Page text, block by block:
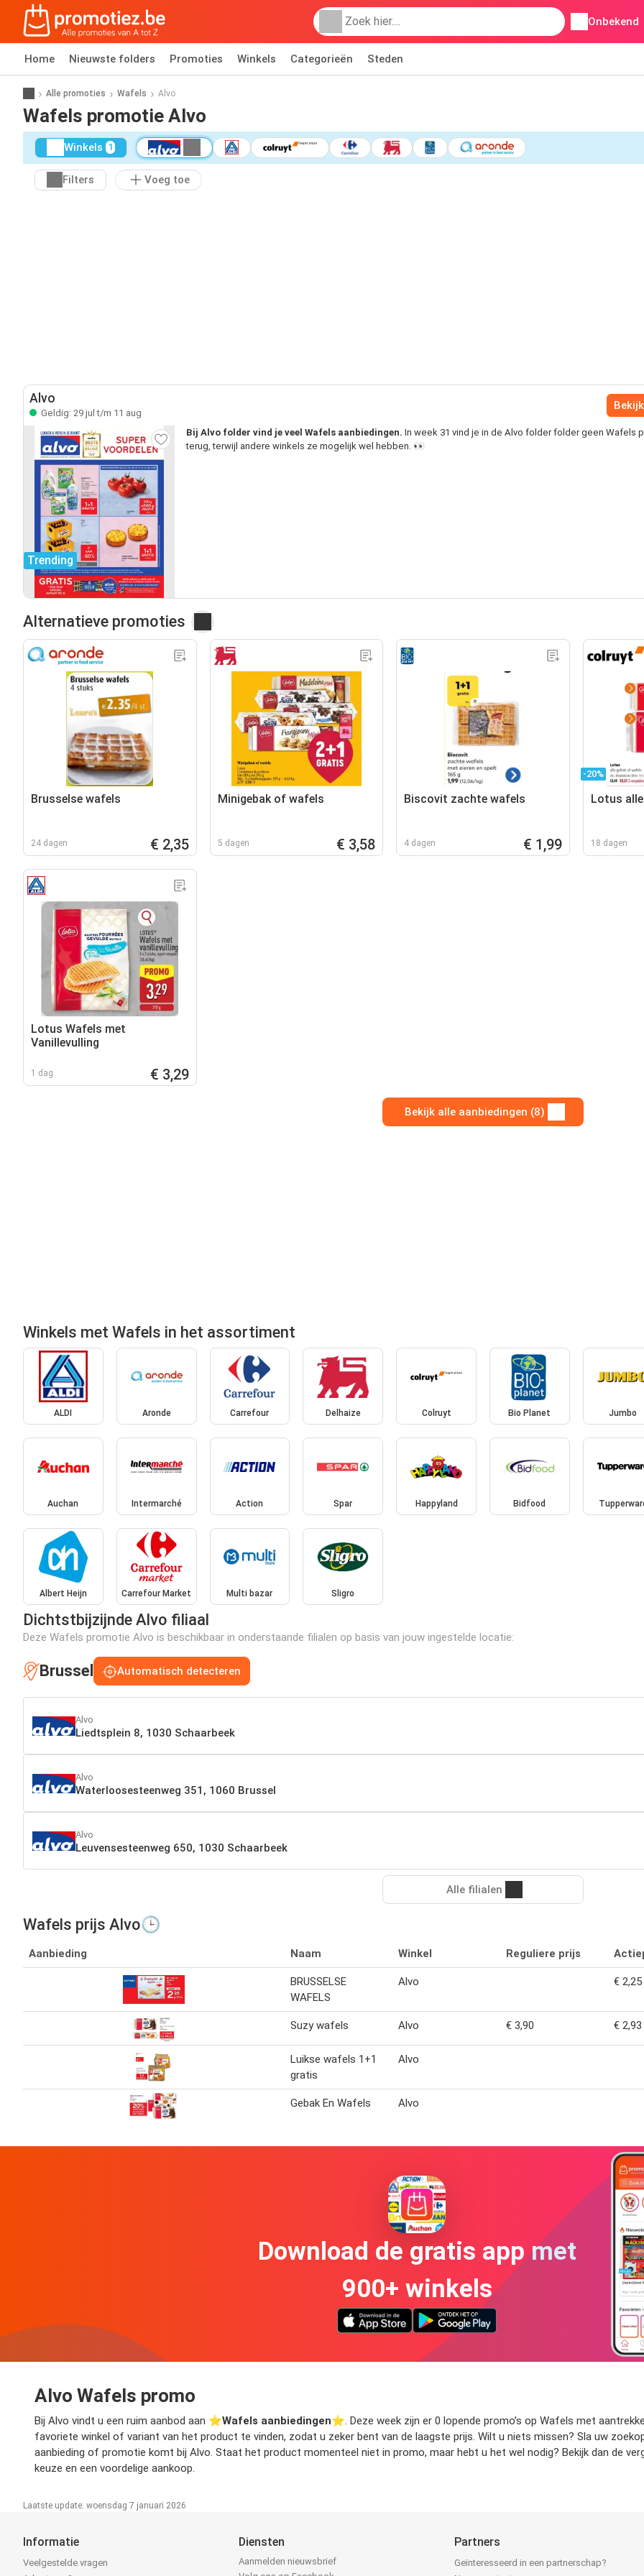
Onbekend
Home Nieuwste folders Promoties Winkels Categorieën Steden
Alle promoties Wafels Alvo
Wafels promotie Alvo
Winkels 1
Filters Voeg toe
Alvo
Geldig: 29 jul t/m 11 aug
Trending
Bij Alvo folder vind je veel Wafels aanbiedingen. In week 31 vind je in de Alvo folder folder geen Wafels
terug, terwijl andere winkels ze mogelijk wel hebben. 👀
Alternatieve promoties
Brusselse wafels
24 dagen € 2,35
Minigebak of wafels
5 dagen € 3,58
Biscovit zachte wafels
4 dagen € 1,99
-20%
Lotus
18 dagen
Lotus Wafels met
Vanillevulling
1 dag € 3,29
Bekijk alle aanbiedingen (8)
Winkels met Wafels in het assortiment
ALDI Aronde Carrefour Delhaize Colruyt Bio Planet Jumbo
Auchan Intermarché Action Spar Happyland Bidfood
Albert Heijn Carrefour Market Multi bazar Sligro
Dichtstbijzijnde Alvo filiaal
Deze Wafels promotie Alvo is beschikbaar in onderstaande filialen op basis van jouw ingestelde locatie:
Brussel Automatisch detecteren
Alvo
Liedtsplein 8, 1030 Schaarbeek
Alvo
Waterloosesteenweg 351, 1060 Brussel
Alvo
Leuvensesteenweg 650, 1030 Schaarbeek
Alle filialen
Wafels prijs Alvo🕒
Aanbieding Naam Winkel Reguliere prijs
BRUSSELSE
WAFELS
Alvo € 2,25
Suzy wafels Alvo € 3,90 € 2,93
Luikse wafels 1+1
gratis
Alvo
Gebak En Wafels Alvo
Download de gratis app met
900+ winkels
Alvo Wafels promo
Bij Alvo vindt u een ruim aanbod aan ⭐️Wafels aanbiedingen⭐️. Deze week zijn er 0 lopende promo’s op Wafels met
favoriete winkel of variant van het product te vinden, zodat u zeker bent van de laagste prijs. Wilt u niets missen? Sla uw
aanbieding of promotie komt bij Alvo. Staat het product momenteel niet in promo, maar hebt u het wel nodig? Bekijk dan de
keuze en een voordelige aankoop.
Laatste update: woensdag 7 januari 2026
Informatie
Veelgestelde vragen
Diensten
Aanmelden nieuwsbrief
Partners
Geïnteresseerd in een partnerschap?